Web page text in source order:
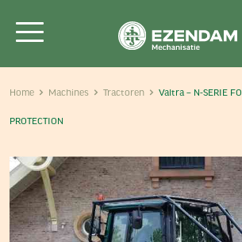
Home Machines Tractoren Valtra – N-SERIE
PROTECTION